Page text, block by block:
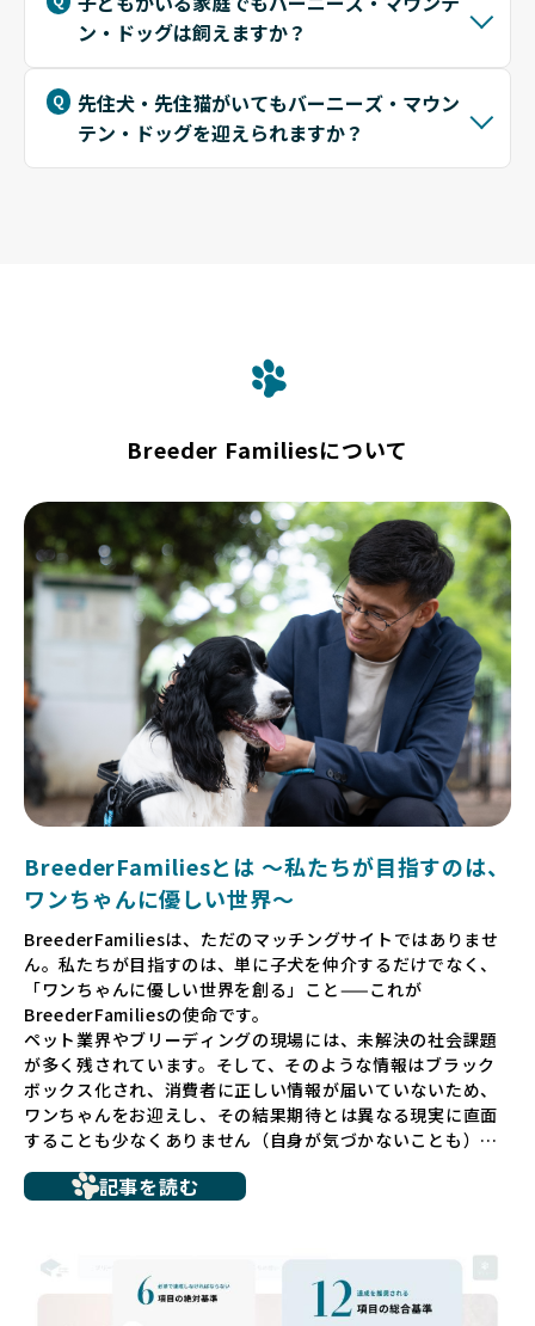
ン・ドッグは飼えますか？
先住犬・先住猫がいてもバーニーズ・マウン
テン・ドッグを迎えられますか？
Breeder Familiesについて
BreederFamiliesとは 〜私たちが目指すのは、
ワンちゃんに優しい世界〜
BreederFamiliesは、ただのマッチングサイトではありませ
ん。私たちが目指すのは、単に子犬を仲介するだけでなく、
「ワンちゃんに優しい世界を創る」こと——これが
BreederFamiliesの使命です。
ペット業界やブリーディングの現場には、未解決の社会課題
が多く残されています。そして、そのような情報はブラック
ボックス化され、消費者に正しい情報が届いていないため、
ワンちゃんをお迎えし、その結果期待とは異なる現実に直面
することも少なくありません（自身が気づかないことも）。
ち、健康面や社会性に問題を抱えていたり、またブリーダー
いるというケースもあります。こうした問題は、消費者にと
っても大きな負担であり、ワンちゃん自身にとっても非常に
記事を読む